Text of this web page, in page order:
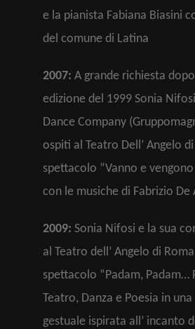
e la pianista Fabiana Biasini
del comune di Latina
2007: A grande richiesta
edizione del 1999 Sonia
Dance Company
ospiti al Teatro Dell’ Angelo
spettacolo “Vanno e
con le musiche di Fabrizio De
2009: Sonia Nifosi e la sua
al Teatro dell’ Angelo di
spettacolo “Padam, Padam…
Teatro, Danza e Poesia in
gestuale ispirata all’ incanto